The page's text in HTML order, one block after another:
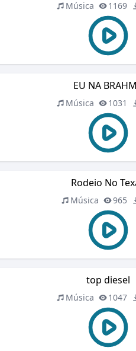
Música 1169
EU NA
Música 1031
Rodeio No
Música 965
top diesel
Música 1047